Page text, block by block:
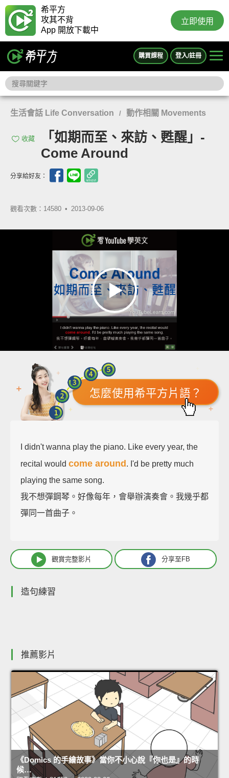
希平方
攻其不背
App 開放下載中
立即使用
購買課程 登入/註冊
生活會話 Life Conversation / 動作相關 Movements
收藏
「如期而至、來訪、甦醒」-
Come Around
分享給好友：
觀看次數：14580 • 2013-09-06
怎麼使用希平方片語？
I didn't wanna play the piano. Like every year, the
recital would come around . I'd be pretty much
playing the same song.
我不想彈鋼琴。好像每年，會舉辦演奏會。我幾乎都
彈同一首曲子。
觀賞完整影片 分享至FB
造句練習
推薦影片
《Domics 的手繪故事》當你不小心說『你也是』的時
候…